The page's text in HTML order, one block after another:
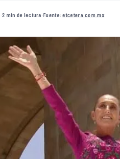
·2 min de lectura ·Fuente:etcetera.com.mx